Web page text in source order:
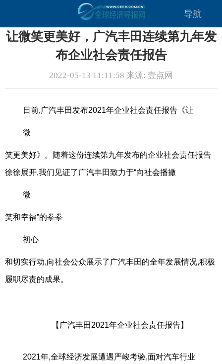
导航
让微笑更美好，广汽丰田连续第九年发
布企业社会责任报告
2022-05-13 11:11:58 来源: 壹点网
日前,广汽丰田发布2021年企业社会责任报告《让
微
笑更美好》。随着这份连续第九年发布的企业社会责任报告
徐徐展开,我们见证了广汽丰田致力于“向社会播撒
微
笑和幸福”的拳拳
初心
和切实行动,向社会公众展示了广汽丰田的全年发展情况,积极
履职尽责的成果。
【广汽丰田2021年企业社会责任报告】
2021年,全球经济发展遭遇严峻考验,面对汽车行业